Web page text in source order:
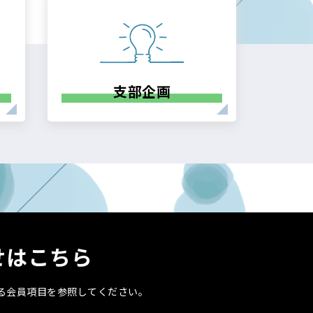
支部企画
こちら
員項目を参照してください。